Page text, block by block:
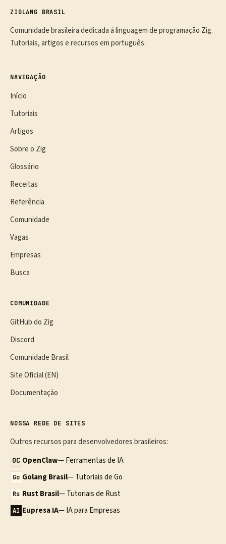
ZIGLANG BRASIL
Comunidade brasileira dedicada à linguagem de programação Zig.
Tutoriais, artigos e recursos em português.
NAVEGAÇÃO
Início
Tutoriais
Artigos
Sobre o Zig
Glossário
Receitas
Referência
Comunidade
Vagas
Empresas
Busca
COMUNIDADE
GitHub do Zig
Discord
Comunidade Brasil
Site Oficial (EN)
Documentação
NOSSA REDE DE SITES
Outros recursos para desenvolvedores brasileiros:
OC OpenClaw— Ferramentas de IA
Go Golang Brasil— Tutoriais de Go
Rs Rust Brasil— Tutoriais de Rust
AI Eupresa IA— IA para Empresas